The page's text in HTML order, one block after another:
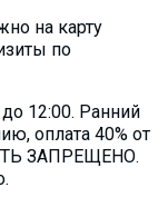
на карту
по
12:00. Ранний
оплата 40% от
ЗАПРЕЩЕНО.